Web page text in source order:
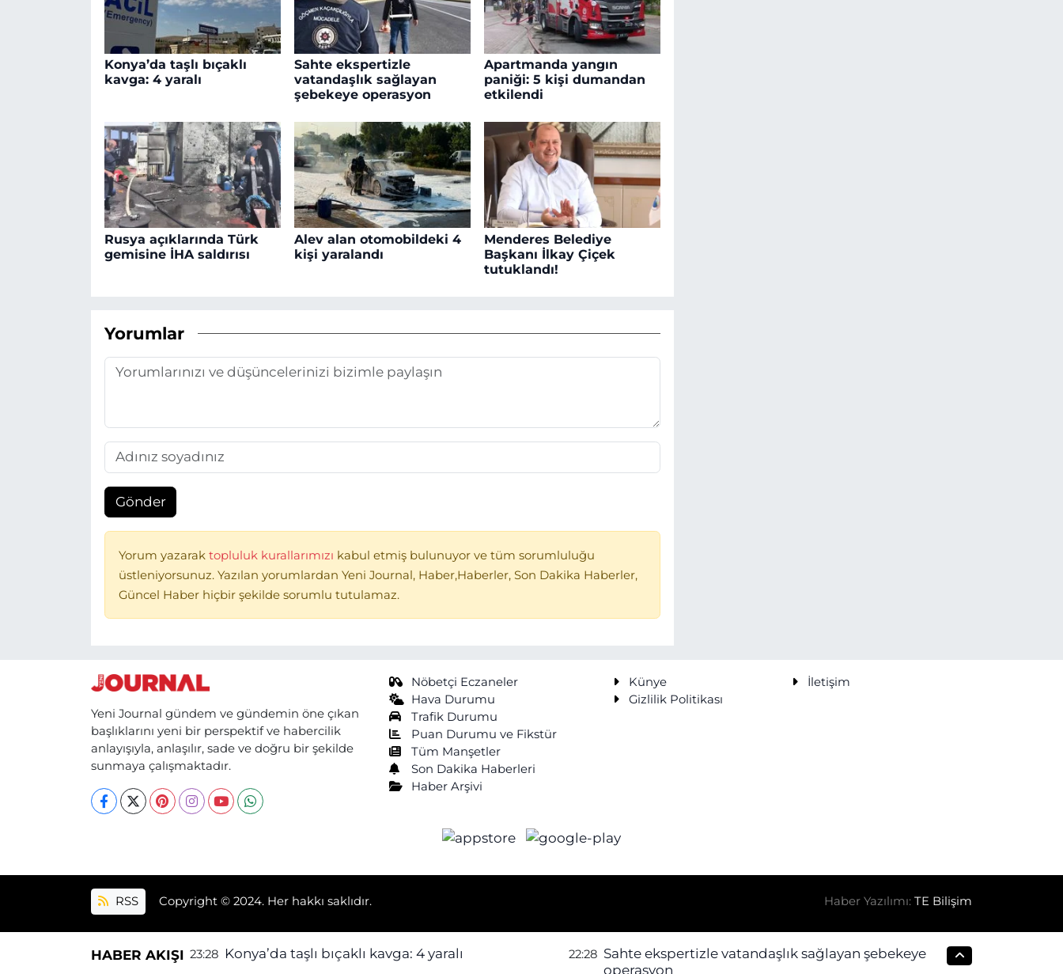
Konya’da taşlı bıçaklı
kavga: 4 yaralı
Sahte ekspertizle
vatandaşlık sağlayan
şebekeye operasyon
Apartmanda yangın
paniği: 5 kişi dumandan
etkilendi
Rusya açıklarında Türk
gemisine İHA saldırısı
Alev alan otomobildeki 4
kişi yaralandı
Menderes Belediye
Başkanı İlkay Çiçek
tutuklandı!
Yorumlar
Gönder
Yorum yazarak topluluk kurallarımızı kabul etmiş bulunuyor ve tüm sorumluluğu
üstleniyorsunuz. Yazılan yorumlardan Yeni Journal, Haber,Haberler, Son Dakika Haberler,
Güncel Haber hiçbir şekilde sorumlu tutulamaz.
Yeni Journal gündem ve gündemin öne çıkan
başlıklarını yeni bir perspektif ve habercilik
anlayışıyla, anlaşılır, sade ve doğru bir şekilde
sunmaya çalışmaktadır.
Nöbetçi Eczaneler
Hava Durumu
Trafik Durumu
Puan Durumu ve Fikstür
Tüm Manşetler
Son Dakika Haberleri
Haber Arşivi
Künye
İletişim
Gizlilik Politikası
RSS Copyright © 2024. Her hakkı saklıdır. Haber Yazılımı:TE Bilişim
HABER AKIŞI 23:28 Konya’da taşlı bıçaklı kavga: 4 yaralı 22:28 Sahte ekspertizle vatandaşlık sağlayan şebekeye
operasyon